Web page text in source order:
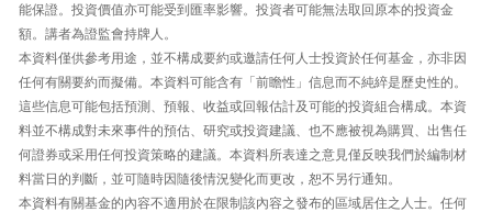
能保證。投資價值亦可能受到匯率影響。投資者可能無法取回原本的投資金
額。講者為證監會持牌人。
本資料僅供參考用途，並不構成要約或邀請任何人士投資於任何基金，亦非因
任何有關要約而擬備。本資料可能含有「前瞻性」信息而不純綷是歷史性的。
這些信息可能包括預測、預報、收益或回報估計及可能的投資組合構成。本資
料並不構成對未來事件的預估、研究或投資建議、也不應被視為購買、出售任
何證券或采用任何投資策略的建議。本資料所表達之意見僅反映我們於編制材
料當日的判斷，並可隨時因隨後情況變化而更改，恕不另行通知。
本資料有關基金的內容不適用於在限制該內容之發布的區域居住之人士。任何